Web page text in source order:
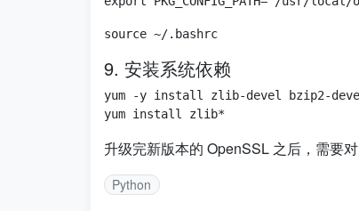
9. 安装系统依赖
yum -y install zlib-devel bzip2-
升级完新版本的 OpenSSL 之后，需要
Python